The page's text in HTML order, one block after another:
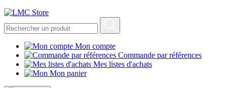
Mon compte
Commande par références
Mes listes d'achats
Mon panier